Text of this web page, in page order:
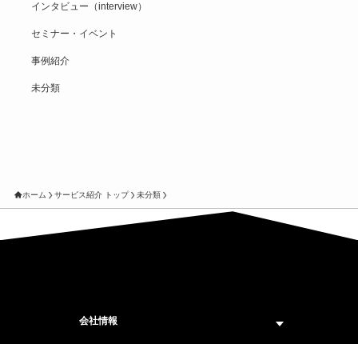
インタビュー（interview）
セミナー・イベント
事例紹介
未分類
ホーム サービス紹介 トップ 未分類
会社情報